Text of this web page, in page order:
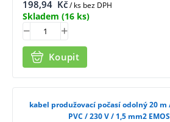
198,94 Kč/ ks bez DPH
Skladem (16 ks)
Koupit
kabel produžovací počasí odolný 20
PVC / 230 V / 1,5 mm2